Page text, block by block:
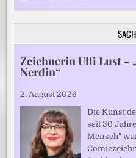
Zeichnerin Ulli Lust –
Nerdin“
2. August 2026
Die Kunst
seit 30
Mensch"